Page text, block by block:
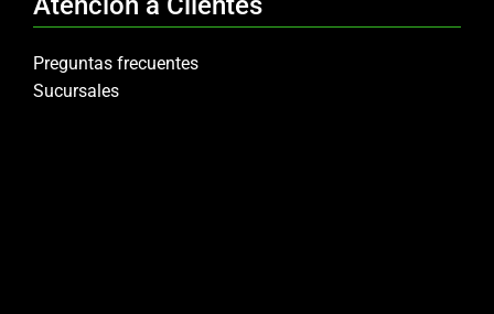
Preguntas frecuentes
Sucursales